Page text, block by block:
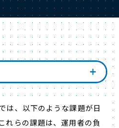
課題
は、以下のような課題が日
れらの課題は、運用者の負